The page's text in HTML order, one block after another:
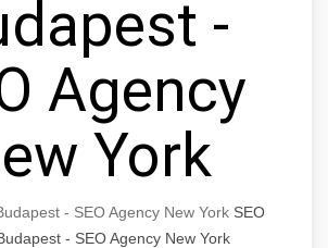
-
Agency
York
- SEO Agency New York SEO
- SEO Agency New York